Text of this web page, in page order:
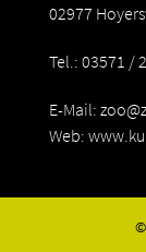
02977
Tel.: 03571 /
E-Mail:
Web: